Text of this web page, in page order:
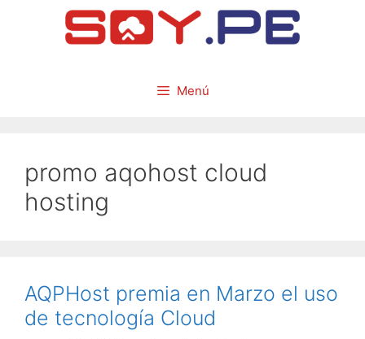
Menú
promo aqohost cloud
hosting
AQPHost premia en Marzo el uso
de tecnología Cloud